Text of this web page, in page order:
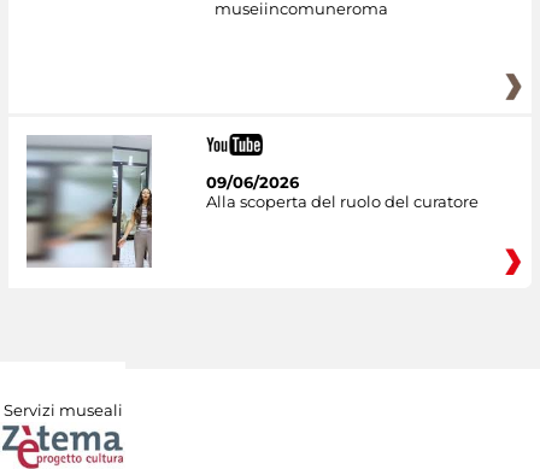
museiincomuneroma
09/06/2026
Alla scoperta del ruolo del curatore
Servizi museali